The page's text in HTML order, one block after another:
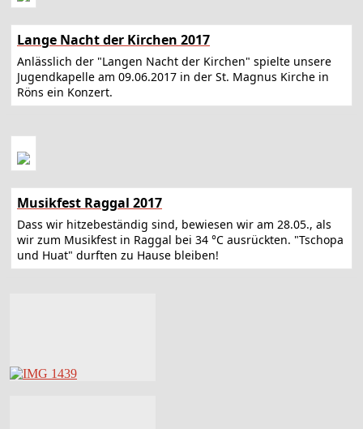
Lange Nacht der Kirchen 2017
Anlässlich der "Langen Nacht der Kirchen" spielte unsere
Jugendkapelle am 09.06.2017 in der St. Magnus Kirche in
Röns ein Konzert.
Musikfest Raggal 2017
Dass wir hitzebeständig sind, bewiesen wir am 28.05., als
wir zum Musikfest in Raggal bei 34 °C ausrückten. "Tschopa
und Huat" durften zu Hause bleiben!